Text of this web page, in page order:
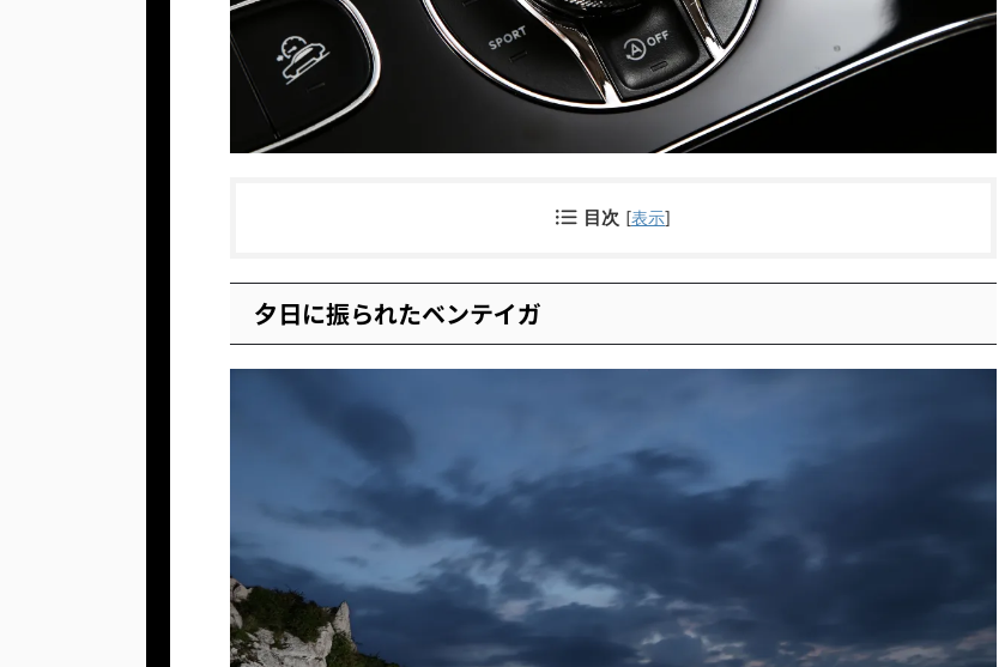
目次 [表示]
夕日に振られたベンテイガ